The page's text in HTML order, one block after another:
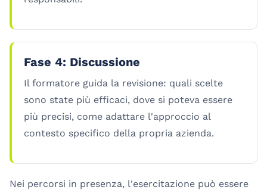
Fase 4: Discussione
Il formatore guida la revisione: quali scelte
sono state più efficaci, dove si poteva essere
più precisi, come adattare l'approccio al
contesto specifico della propria azienda.
Nei percorsi in presenza, l'esercitazione può essere